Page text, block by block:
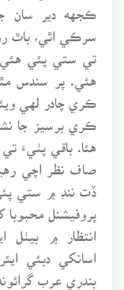
ڪجهه دير سان
سرڪي اٿي، باٿ
تي ستي پئي
ڪري چادر لهي
ڪري برسيز جا
هئا. باقي پٺيءَ
صاف نظر اچي
ڏت ننڊ ۾ ستي
پروفيشنل
انتظار ۾ بيٺل
اسانکي دبئي
بندري عرب